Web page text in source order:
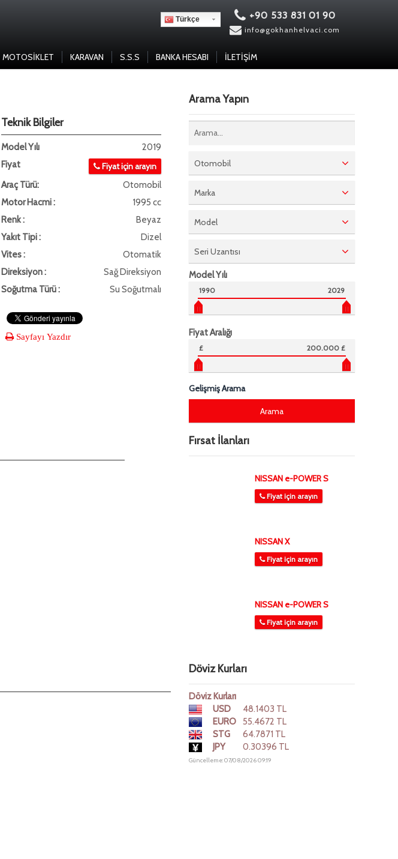
+90 533 831 01 90
info@gokhanhelvaci.com
Türkçe
MOTOSIKLET KARAVAN S.S.S BANKA HESABI İLETIŞIM
Teknik Bilgiler
Model Yılı
2019
Fiyat
Fiyat için arayın
Araç Türü:
Otomobil
Motor Hacmi :
1995 cc
Renk :
Beyaz
Yakıt Tipi :
Dizel
Vites :
Otomatik
Direksiyon :
Sağ Direksiyon
Soğutma Türü :
Su Soğutmalı
Sayfayı Yazdır
Arama Yapın
Otomobil
Marka
Model
Seri Uzantısı
Model Yılı
1990 2029
Fiyat Aralığı
£ 200.000 £
Gelişmiş Arama
Fırsat İlanları
NISSAN e-POWER S
Fiyat için arayın
NISSAN X
Fiyat için arayın
NISSAN e-POWER S
Fiyat için arayın
Döviz Kurları
Döviz Kurları
USD
48.1403 TL
EURO
55.4672 TL
STG
64.7871 TL
JPY
0.30396 TL
Güncelleme: 07/08/2026 09:19